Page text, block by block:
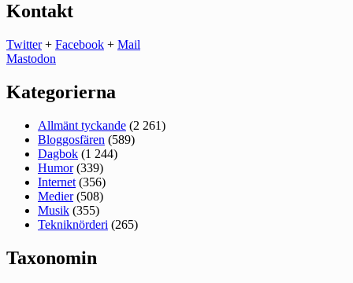
Kontakt
Twitter+ Facebook + Mail
Mastodon
Kategorierna
Allmänt tyckande (2 261)
Bloggosfären (589)
Dagbok (1 244)
Humor(339)
Internet (356)
Medier(508)
Musik (355)
Tekniknörderi (265)
Taxonomin